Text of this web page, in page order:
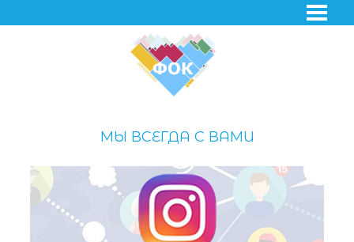
МЫ ВСЕГДА С ВАМИ